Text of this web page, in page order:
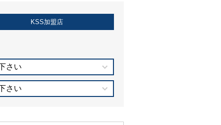
KSS加盟店
さい
さい